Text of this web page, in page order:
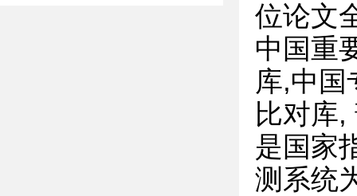
位论文
中国重
库,中国
比对库
是国家
测系统